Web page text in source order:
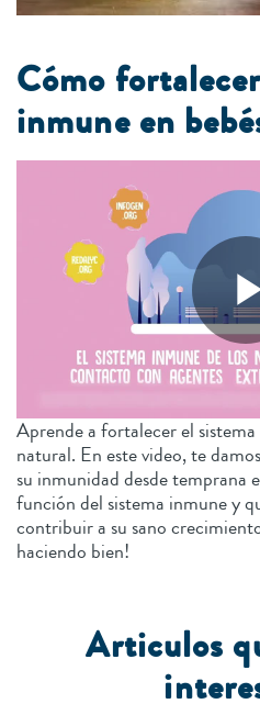
Cómo
inmune en
Aprende a fortalecer el
natural. En este video, te
su inmunidad desde temprana
función del sistema inmune y
contribuir a su sano
haciendo bien!
Articulos